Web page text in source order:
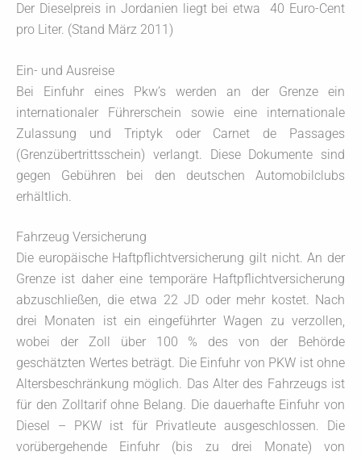
Der Dieselpreis in Jordanien liegt bei etwa 40 Euro-Cent
pro Liter. (Stand März 2011)
Ein- und Ausreise
Bei Einfuhr eines Pkw’s werden an der Grenze ein
internationaler Führerschein sowie eine internationale
Zulassung und Triptyk oder Carnet de Passages
(Grenzübertrittsschein) verlangt. Diese Dokumente sind
gegen Gebühren bei den deutschen Automobilclubs
erhältlich.
Fahrzeug Versicherung
Die europäische Haftpflichtversicherung gilt nicht. An der
Grenze ist daher eine temporäre Haftpflichtversicherung
abzuschließen, die etwa 22 JD oder mehr kostet. Nach
drei Monaten ist ein eingeführter Wagen zu verzollen,
wobei der Zoll über 100 % des von der Behörde
geschätzten Wertes beträgt. Die Einfuhr von PKW ist ohne
Altersbeschränkung möglich. Das Alter des Fahrzeugs ist
für den Zolltarif ohne Belang. Die dauerhafte Einfuhr von
Diesel – PKW ist für Privatleute ausgeschlossen. Die
vorübergehende Einfuhr (bis zu drei Monate) von